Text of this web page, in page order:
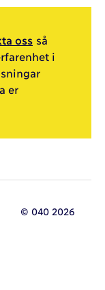
oss så
i
er
© 040 2026